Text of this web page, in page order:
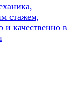
стажем,
и качественно в